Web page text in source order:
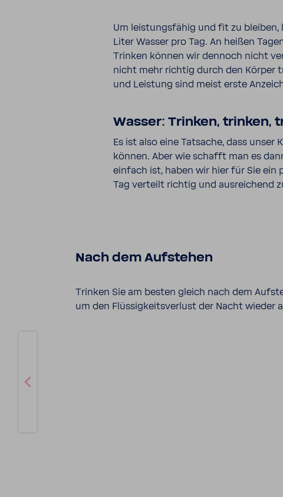
Um leis­tungs­fähig und fit zu
Liter Wasser pro Tag. An heißen
Trinken können wir dennoch nicht
nicht mehr richtig durch den Körper
und Leis­tung sind meist erste
Wasser: Trinken, trinken,
Es ist also eine Tatsache, dass
können. Aber wie schafft man es
einfach ist, haben wir hier für Sie ein
Tag verteilt richtig und ausrei­chend
Nach dem Aufstehen
Trinken Sie am besten gleich nach dem
um den Flüssigkeitsverlust der Nacht wieder